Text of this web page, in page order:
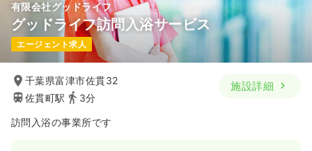
有限会社グッドライフ
グッドライフ訪問入浴サービス
エージェント求人
千葉県富津市佐貫32
佐貫町駅
3分
施設詳細
訪問入浴の事業所です